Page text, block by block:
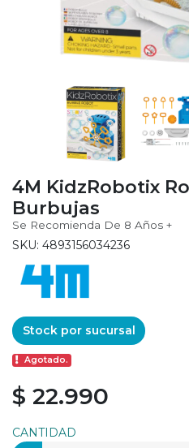
4M KidzRobotix
Burbujas
Se Recomienda De 8 Años +
SKU: 4893156034236
Stock por sucursal
Agotado.
$ 22.990
CANTIDAD